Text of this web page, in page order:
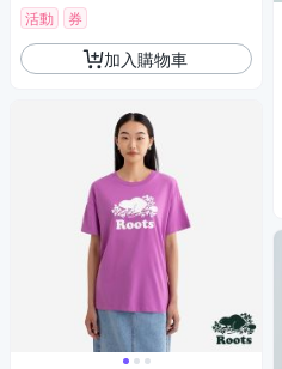
活動 券
加入購物車